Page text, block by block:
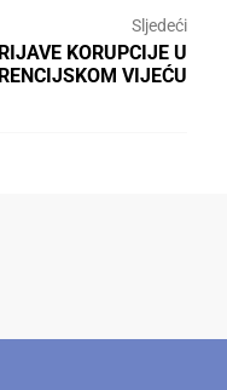
Sljedeći
KORUPCIJE U
VIJEĆU